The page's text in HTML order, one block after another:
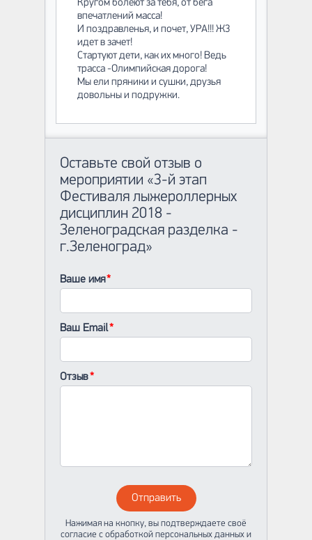
Кругом болеют за тебя, от бега
впечатлений масса!
И поздравленья, и почет, УРА!!! Ж3
идет в зачет!
Стартуют дети, как их много! Ведь
трасса -Олимпийская дорога!
Мы ели пряники и сушки, друзья
довольны и подружки.
Оставьте свой отзыв о
мероприятии «3-й этап
Фестиваля лыжероллерных
дисциплин 2018 -
Зеленоградская разделка -
г.Зеленоград»
Ваше имя
Ваш Email
Отзыв
Отправить
Нажимая на кнопку, вы подтверждаете своё
согласие с обработкой персональных данных и